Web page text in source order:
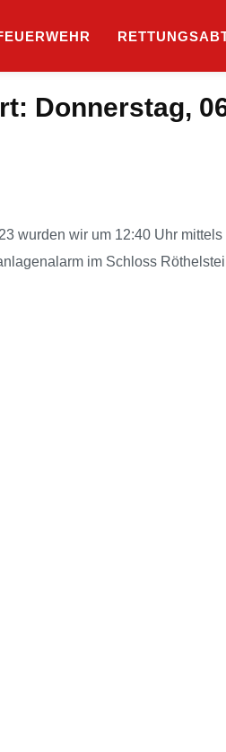
Donnerstag,
wurden wir um 12:40 Uhr
im Schloss